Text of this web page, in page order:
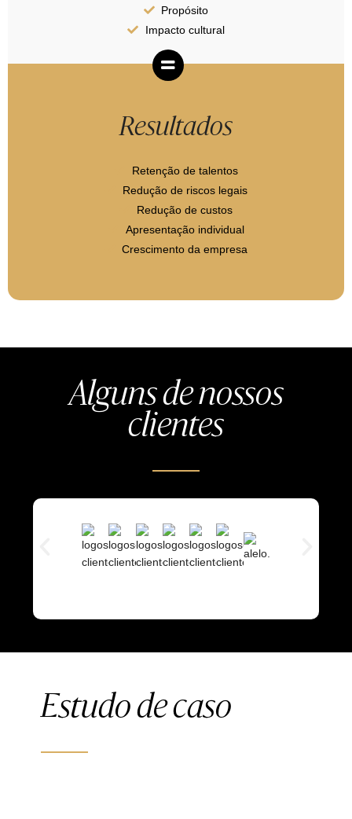
Propósito
Impacto cultural
Resultados
Retenção de talentos
Redução de riscos legais
Redução de custos
Apresentação individual
Crescimento da empresa
Alguns de nossos
clientes
Estudo de caso